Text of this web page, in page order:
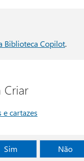
Biblioteca Copilot.
Criar
cartazes
Sim Não